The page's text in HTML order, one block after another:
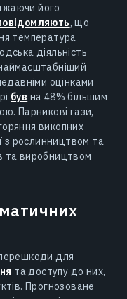
його
, що
температура
діяльність
оцінками
був на 48% більшим
Парникові гази,
викопних
з рослинництвом та
та виробництвом
для
та доступу до них,
Прогнозоване